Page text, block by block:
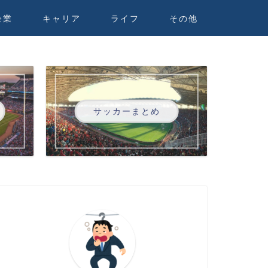
業 キャリア ライフ その他
サッカーまとめ